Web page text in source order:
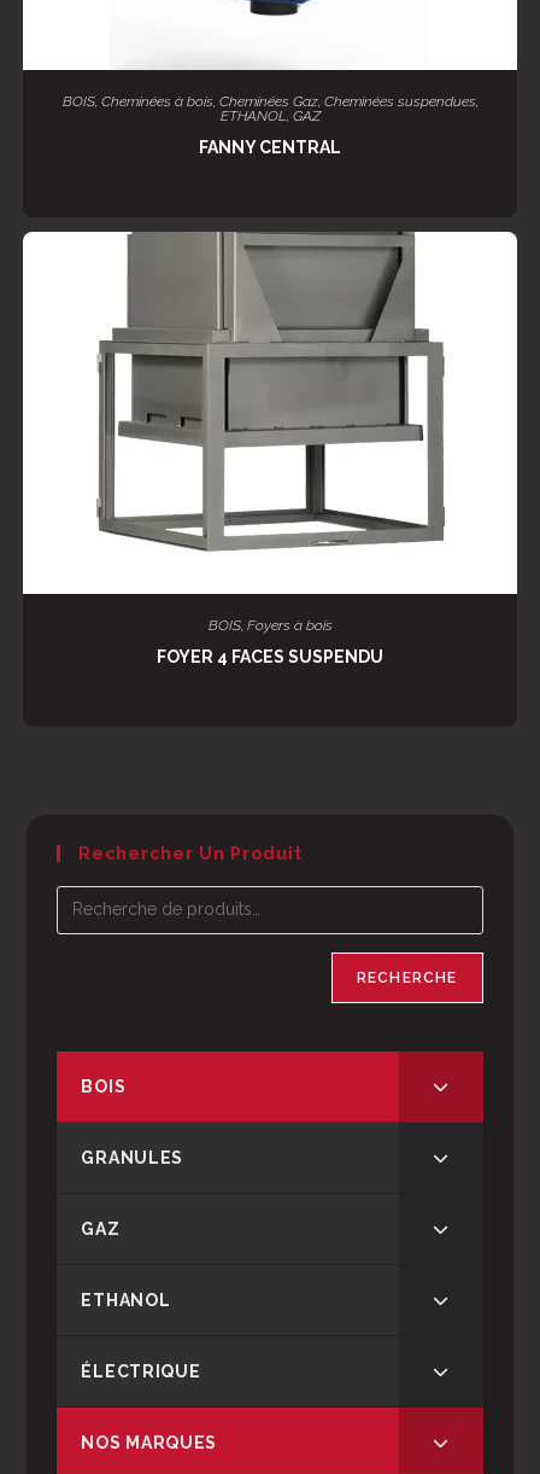
LIRE LA SUITE
BOIS, Cheminées à bois Cheminées Gaz, Cheminées suspendues
ETHANOL
GAZ
FANNY CENTRAL
LIRE LA SUITE
BOIS, Foyers à bois
FOYER 4 FACES SUSPENDU
Rechercher Un Produit
RECHERCHE
BOIS
GRANULES
GAZ
ETHANOL
ÉLECTRIQUE
NOS MARQUES